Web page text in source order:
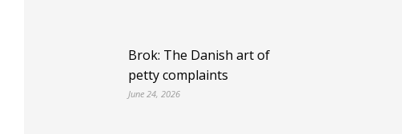
Brok: The Danish art of
petty complaints
June 24, 2026